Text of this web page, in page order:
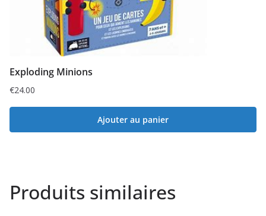
Exploding Minions
€24.00
Ajouter au panier
Produits similaires